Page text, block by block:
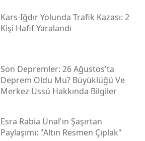
Kars-Iğdır Yolunda Trafik Kazası: 2
Kişi Hafif Yaralandı
Son Depremler: 26 Ağustos'ta
Deprem Oldu Mu? Büyüklüğü Ve
Merkez Üssü Hakkında Bilgiler
Esra Rabia Ünal'ın Şaşırtan
Paylaşımı: "altın Resmen Çıplak"